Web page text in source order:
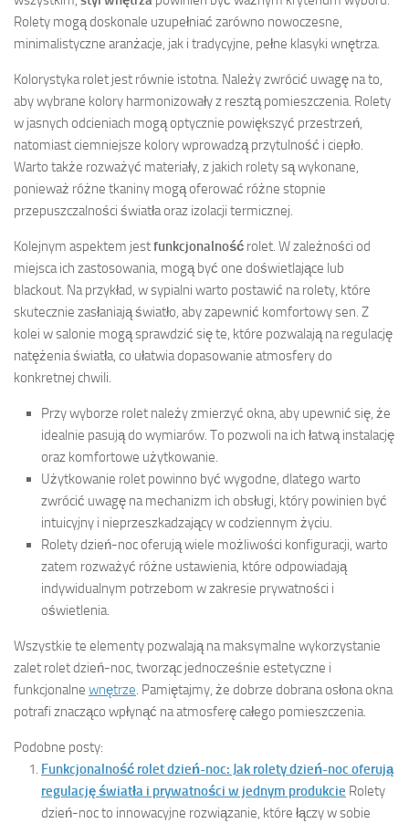
Rolety mogą doskonale uzupełniać zarówno nowoczesne,
minimalistyczne aranżacje, jak i tradycyjne, pełne klasyki wnętrza.
Kolorystyka rolet jest równie istotna. Należy zwrócić uwagę na to,
aby wybrane kolory harmonizowały z resztą pomieszczenia. Rolety
w jasnych odcieniach mogą optycznie powiększyć przestrzeń,
natomiast ciemniejsze kolory wprowadzą przytulność i ciepło.
Warto także rozważyć materiały, z jakich rolety są wykonane,
ponieważ różne tkaniny mogą oferować różne stopnie
przepuszczalności światła oraz izolacji termicznej.
Kolejnym aspektem jestfunkcjonalność rolet. W zależności od
miejsca ich zastosowania, mogą być one doświetlające lub
blackout. Na przykład, w sypialni warto postawić na rolety, które
skutecznie zasłaniają światło, aby zapewnić komfortowy sen. Z
kolei w salonie mogą sprawdzić się te, które pozwalają na regulację
natężenia światła, co ułatwia dopasowanie atmosfery do
konkretnej chwili.
Przy wyborze rolet należy zmierzyć okna, aby upewnić się, że
idealnie pasują do wymiarów. To pozwoli na ich łatwą instalację
oraz komfortowe użytkowanie.
Użytkowanie rolet powinno być wygodne, dlatego warto
zwrócić uwagę na mechanizm ich obsługi, który powinien być
intuicyjny i nieprzeszkadzający w codziennym życiu.
Rolety dzień-noc oferują wiele możliwości konfiguracji, warto
zatem rozważyć różne ustawienia, które odpowiadają
indywidualnym potrzebom w zakresie prywatności i
oświetlenia.
Wszystkie te elementy pozwalają na maksymalne wykorzystanie
zalet rolet dzień-noc, tworząc jednocześnie estetyczne i
funkcjonalne wnętrze. Pamiętajmy, że dobrze dobrana osłona okna
potrafi znacząco wpłynąć na atmosferę całego pomieszczenia.
Podobne posty:
Funkcjonalność rolet dzień-noc: Jak rolety dzień-noc oferują
regulację światła i prywatności w jednym produkcie Rolety
dzień-noc to innowacyjne rozwiązanie, które łączy w sobie